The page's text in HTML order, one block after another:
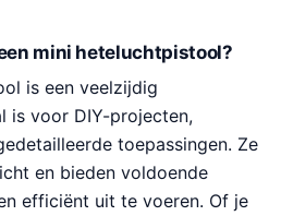
mini heteluchtpistool?
is een veelzijdig
is voor DIY-projecten,
toepassingen. Ze
en bieden voldoende
efficiënt uit te voeren. Of je